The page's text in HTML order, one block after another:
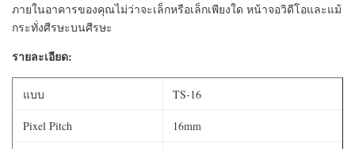
ภายในอาคารของคุณไม่ว่าจะเล็กหรือเล็กเพียงใด หน้าจอวิดีโอและแม้
กระทั่งศีรษะบนศีรษะ
รายละเอียด:
แบบ TS-16
Pixel Pitch 16mm